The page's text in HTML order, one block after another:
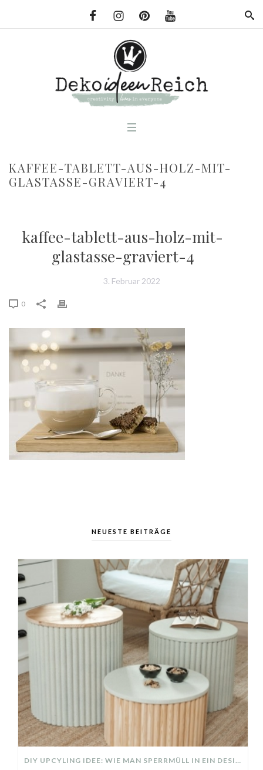
KAFFEE-TABLETT-AUS-HOLZ-MIT-
GLASTASSE-GRAVIERT-4
kaffee-tablett-aus-holz-mit-
glastasse-graviert-4
3. Februar 2022
0
NEUESTE BEITRÄGE
DIY UPCYLING IDEE: WIE MAN SPERRMÜLL IN EIN DESIGNER TEIL VERWANDELT